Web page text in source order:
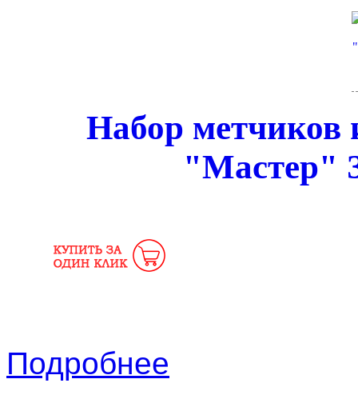
Набор метчиков
"Мастер"
Подробнее